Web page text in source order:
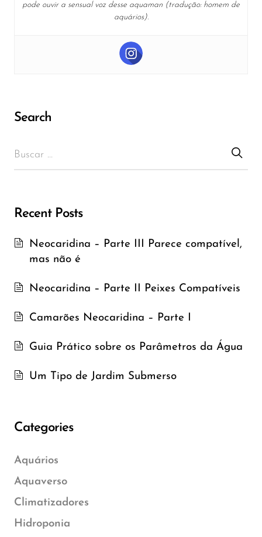
pode ouvir a sensual voz desse aquaman (tradução: homem de
aquários).
Search
Recent Posts
Neocaridina – Parte III Parece compatível,
mas não é
Neocaridina – Parte II Peixes Compatíveis
Camarões Neocaridina – Parte I
Guia Prático sobre os Parâmetros da Água
Um Tipo de Jardim Submerso
Categories
Aquários
Aquaverso
Climatizadores
Hidroponia